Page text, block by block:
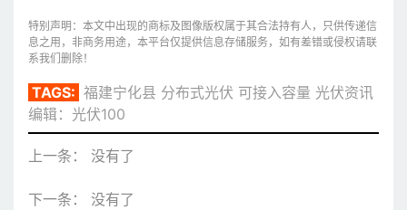
特别声明：本文中出现的商标及图像版权属于其合法持有人，只供传递信
息之用，非商务用途，本平台仅提供信息存储服务，如有差错或侵权请联
系我们删除！
TAGS: 福建宁化县 分布式光伏 可接入容量 光伏资讯
编辑：光伏100
上一条： 没有了
下一条： 没有了